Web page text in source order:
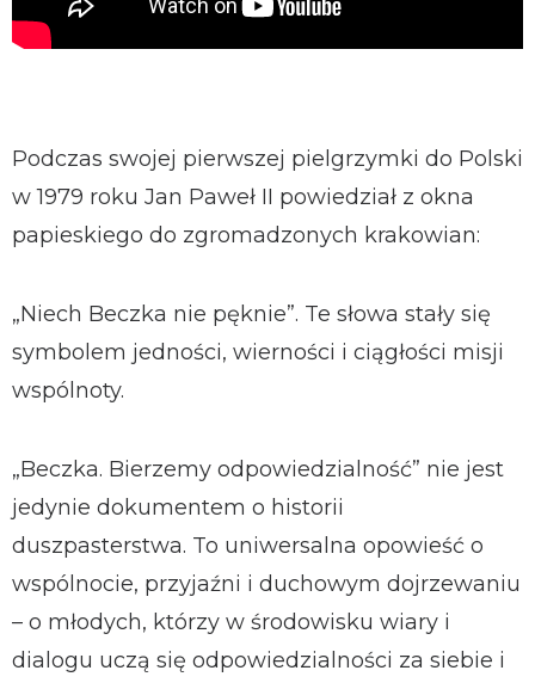
Podczas swojej pierwszej pielgrzymki do Polski
w 1979 roku Jan Paweł II powiedział z okna
papieskiego do zgromadzonych krakowian:
„Niech Beczka nie pęknie”. Te słowa stały się
symbolem jedności, wierności i ciągłości misji
wspólnoty.
„Beczka. Bierzemy odpowiedzialność” nie jest
jedynie dokumentem o historii
duszpasterstwa. To uniwersalna opowieść o
wspólnocie, przyjaźni i duchowym dojrzewaniu
– o młodych, którzy w środowisku wiary i
dialogu uczą się odpowiedzialności za siebie i